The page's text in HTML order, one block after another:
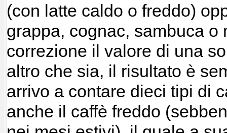
(con latte caldo o freddo)
grappa, cognac, sambuca o
correzione il valore di una
altro che sia, il risultato è
arrivo a contare dieci tipi di
anche il caffè freddo